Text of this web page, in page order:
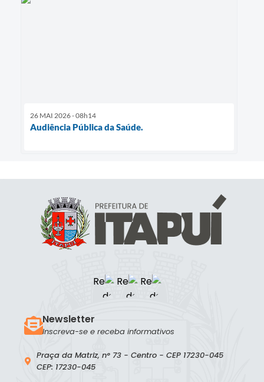
26 MAI 2026 - 08h14
Audiência Pública da Saúde.
Praça da Matriz, n° 73 - Centro - CEP 17230-045
CEP: 17230-045
Newsletter
Inscreva-se e receba informativos